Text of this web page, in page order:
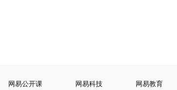
网易公开课 网易科技 网易教育